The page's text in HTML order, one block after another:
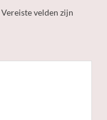
Vereiste velden zijn